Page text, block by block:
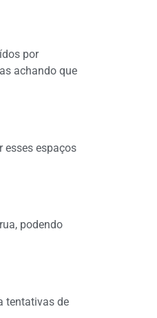
por
achando que
esses espaços
podendo
tentativas de